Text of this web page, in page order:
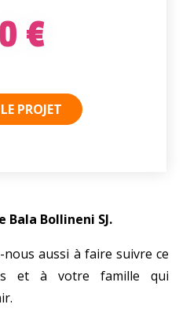
€
PROJET
Bala Bollineni SJ.
aussi à faire suivre ce
et à votre famille qui